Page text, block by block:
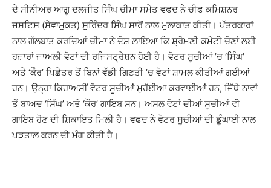
ਦੇ ਸੀਨੀਅਰ ਆਗੂ ਦਲਜੀਤ ਸਿੰਘ ਚੀਮਾ ਸਮੇਤ ਵਫਦ ਨੇ ਚੀਫ ਕਮਿਸ਼ਨਰ
ਜਸਟਿਸ (ਸੇਵਾਮੁਕਤ) ਸੁਰਿੰਦਰ ਸਿੰਘ ਸਾਰੋਂ ਨਾਲ ਮੁਲਾਕਾਤ ਕੀਤੀ। ਪੱਤਰਕਾਰਾਂ
ਨਾਲ ਗੱਲਬਾਤ ਕਰਦਿਆਂ ਚੀਮਾ ਨੇ ਦੋਸ਼ ਲਾਇਆ ਕਿ ਸ਼੍ਰੋਮਣੀ ਕਮੇਟੀ ਚੋਣਾਂ ਲਈ
ਹਜ਼ਾਰਾਂ ਜਾਅਲੀ ਵੋਟਾਂ ਦੀ ਰਜਿਸਟ੍ਰੇਸ਼ਨ ਹੋਈ ਹੈ। ਵੋਟਰ ਸੂਚੀਆਂ ’ਚ ‘ਸਿੰਘ’
ਅਤੇ ‘ਕੌਰ’ ਪਿਛੇਤਰ ਤੋਂ ਬਿਨਾਂ ਵੱਡੀ ਗਿਣਤੀ ’ਚ ਵੋਟਾਂ ਸ਼ਾਮਲ ਕੀਤੀਆਂ ਗਈਆਂ
ਹਨ। ਉਨ੍ਹਾ ਕਿਹਾਅਸੀਂ ਵੋਟਰ ਸੂਚੀਆਂ ਮੁਹੱਈਆ ਕਰਵਾਈਆਂ ਹਨ, ਜਿੱਥੇ ਨਾਵਾਂ
ਤੋਂ ਬਾਅਦ ‘ਸਿੰਘ’ ਅਤੇ ‘ਕੌਰ’ ਗਾਇਬ ਸਨ। ਅਸਲ ਵੋਟਾਂ ਦੀਆਂ ਸੂਚੀਆਂ ਵੀ
ਗਾਇਬ ਹੋਣ ਦੀ ਸ਼ਿਕਾਇਤ ਮਿਲੀ ਹੈ। ਵਫਦ ਨੇ ਵੋਟਰ ਸੂਚੀਆਂ ਦੀ ਡੂੰਘਾਈ ਨਾਲ
ਪੜਤਾਲ ਕਰਨ ਦੀ ਮੰਗ ਕੀਤੀ ਹੈ।